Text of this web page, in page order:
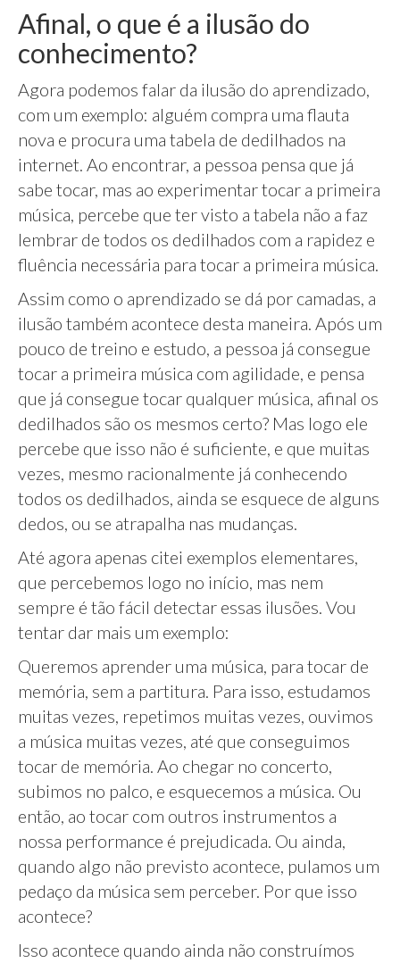
Afinal, o que é a ilusão do
conhecimento?
Agora podemos falar da ilusão do aprendizado,
com um exemplo: alguém compra uma flauta
nova e procura uma tabela de dedilhados na
internet. Ao encontrar, a pessoa pensa que já
sabe tocar, mas ao experimentar tocar a primeira
música, percebe que ter visto a tabela não a faz
lembrar de todos os dedilhados com a rapidez e
fluência necessária para tocar a primeira música.
Assim como o aprendizado se dá por camadas, a
ilusão também acontece desta maneira. Após um
pouco de treino e estudo, a pessoa já consegue
tocar a primeira música com agilidade, e pensa
que já consegue tocar qualquer música, afinal os
dedilhados são os mesmos certo? Mas logo ele
percebe que isso não é suficiente, e que muitas
vezes, mesmo racionalmente já conhecendo
todos os dedilhados, ainda se esquece de alguns
dedos, ou se atrapalha nas mudanças.
Até agora apenas citei exemplos elementares,
que percebemos logo no início, mas nem
sempre é tão fácil detectar essas ilusões. Vou
tentar dar mais um exemplo:
Queremos aprender uma música, para tocar de
memória, sem a partitura. Para isso, estudamos
muitas vezes, repetimos muitas vezes, ouvimos
a música muitas vezes, até que conseguimos
tocar de memória. Ao chegar no concerto,
subimos no palco, e esquecemos a música. Ou
então, ao tocar com outros instrumentos a
nossa performance é prejudicada. Ou ainda,
quando algo não previsto acontece, pulamos um
pedaço da música sem perceber. Por que isso
acontece?
Isso acontece quando ainda não construímos